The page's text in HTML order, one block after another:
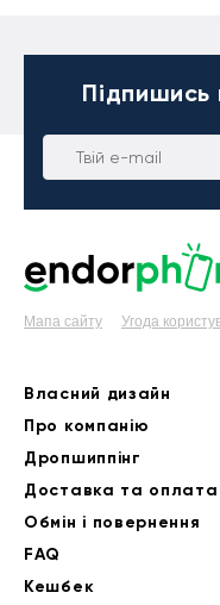
Підпишись
Мапа сайту Угода
Власний дизайн
Про компанію
Дропшиппінг
Доставка та оплата
Обмін і повернення
FAQ
Кешбек